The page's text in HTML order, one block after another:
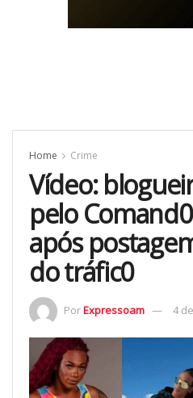
Home Crime
Vídeo:
pelo
após
do tráfic0
PorExpressoam 4